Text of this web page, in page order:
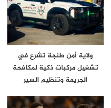
ولاية أمن طنجة تشرع في
تشغيل مركبات ذكية لمكافحة
الجريمة وتنظيم السير